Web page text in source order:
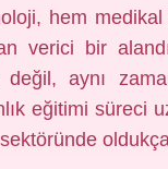
hem
verici bir
değil, aynı
eğitimi süreci